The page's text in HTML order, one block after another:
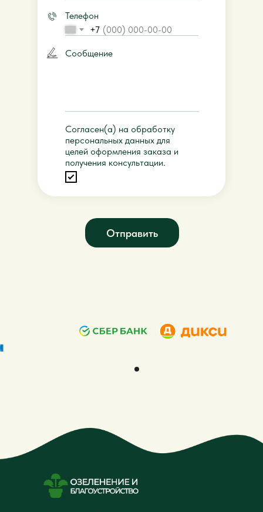
Телефон
+7
Сообщение
Согласен(а) на обработку
персональных данных для
целей оформления заказа и
получения консультации.
Отправить